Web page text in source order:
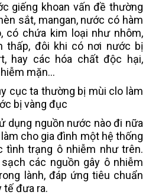
giếng khoan vấn đề thường
sắt, mangan, nước có hàm
có chứa kim loại như nhôm,
thấp, đôi khi có nơi nước bị
hay các hóa chất độc hại,
mặn...
cục ta thường bị mùi clo làm
bị vàng đục
dụng nguồn nước nào đi nữa
cho gia đình một hệ thống
tình trạng ô nhiễm như trên.
các nguồn gây ô nhiễm
lành, đáp ứng tiêu chuẩn
tế đưa ra.